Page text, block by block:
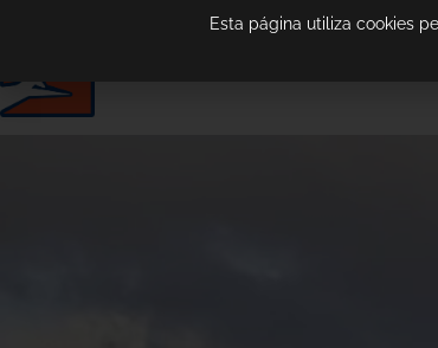
Esta página utiliza cookies